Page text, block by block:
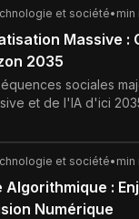
et société• min
Massive :
2035
sociales
et de l'IA d'ici
de nos modèles
et société• min
Algorithmique :
Numérique